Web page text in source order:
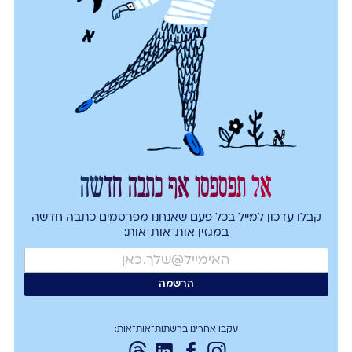
אל תפספסו אף כתבה חדשה
קבלו עדכון למייל בכל פעם שאנחנו מפרסמים כתבה חדשה
במגזין אות־אות־אות:
עקבו אחרינו ברשתות־אות־אות: